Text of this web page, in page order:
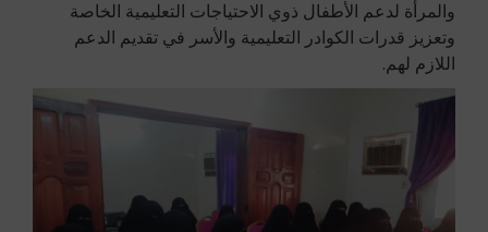
والمرأة لدعم الأطفال ذوي الاحتياجات التعليمية الخاصة
وتعزيز قدرات الكوادر التعليمية والأسر في تقديم الدعم
اللازم لهم.